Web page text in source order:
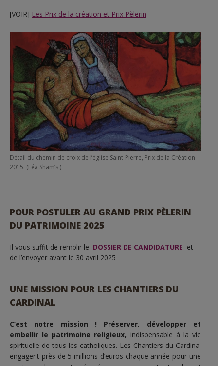
[VOIR] Les Prix de la création et Prix Pèlerin
Détail du chemin de croix de l’église Saint-Pierre, Prix de la Création
2015. (Léa Sham’s )
POUR POSTULER AU GRAND PRIX PÈLERIN
DU PATRIMOINE 2025
Il vous suffit de remplir le DOSSIER DE CANDIDATURE et
de l’envoyer avant le 30 avril 2025
UNE MISSION POUR LES CHANTIERS DU
CARDINAL
C’est notre mission ! Préserver, développer et
embellir le patrimoine religieux, indispensable à la vie
spirituelle de tous les catholiques. Les Chantiers du Cardinal
engagent près de 5 millions d’euros chaque année pour une